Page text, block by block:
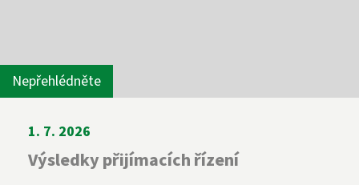
Nepřehlédněte
1. 7. 2026
Výsledky přijímacích řízení